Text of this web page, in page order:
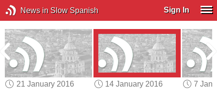
News in Slow Spanish Sign In
21 January 2016
14 January 2016
7